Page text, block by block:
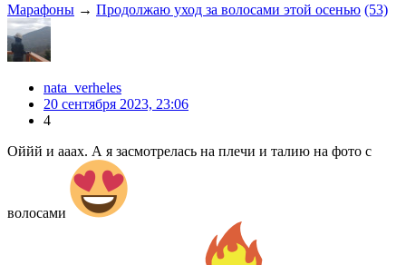
Марафоны → Продолжаю уход за волосами этой осенью (53)
nata_verheles
20 сентября 2023, 23:06
4
Оййй и ааах. А я засмотрелась на плечи и талию на фото с
волосами